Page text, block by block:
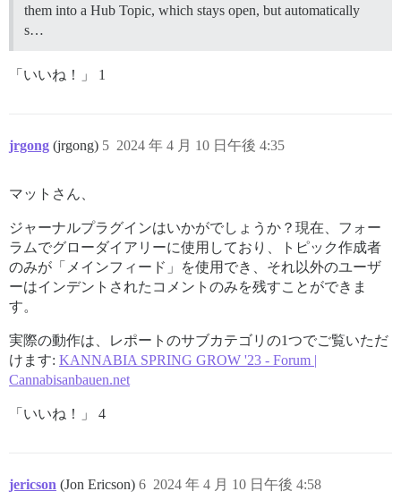
them into a Hub Topic, which stays open, but automatically
s…
「いいね！」 1
jrgong (jrgong) 2024 年 4 月 10 日午後 4:35
5
マットさん、
ジャーナルプラグインはいかがでしょうか？現在、フォー
ラムでグローダイアリーに使用しており、トピック作成者
のみが「メインフィード」を使用でき、それ以外のユーザ
ーはインデントされたコメントのみを残すことができま
す。
実際の動作は、レポートのサブカテゴリの1つでご覧いただ
けます: KANNABIA SPRING GROW '23 - Forum |
Cannabisanbauen.net
「いいね！」 4
jericson (Jon Ericson) 2024 年 4 月 10 日午後 4:58
6